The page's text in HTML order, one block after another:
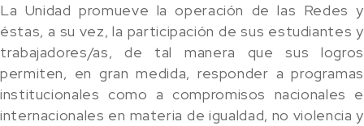
La Unidad promueve la operación de las Redes y
éstas, a su vez, la participación de sus estudiantes y
trabajadores/as, de tal manera que sus logros
permiten, en gran medida, responder a programas
institucionales como a compromisos nacionales e
internacionales en materia de igualdad, no violencia y